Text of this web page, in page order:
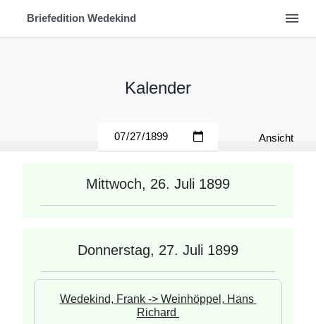
Briefedition Wedekind menu
Kalender
Ansicht
Mittwoch, 26. Juli 1899
Donnerstag, 27. Juli 1899
Wedekind, Frank -> Weinhöppel, Hans
Richard